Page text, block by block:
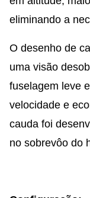
eliminando a
O desenho de
uma visão
fuselagem leve
velocidade e
cauda foi
no sobrevôo do